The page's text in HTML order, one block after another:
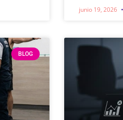
junio 19, 2026
BLOG